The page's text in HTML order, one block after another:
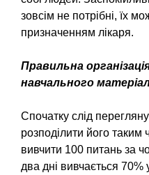
зовсім не потрібні, їх
призна­ченням лікаря.
Правильна
навчального
Спочатку слід
розподілити його
вивчи­ти 100 питань за
два дні вивчається 70%